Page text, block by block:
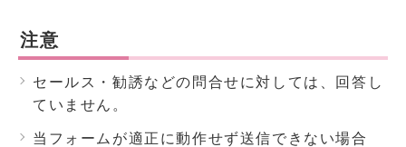
注意
セールス・勧誘などの問合せに対しては、回答し
ていません。
当フォームが適正に動作せず送信できない場合